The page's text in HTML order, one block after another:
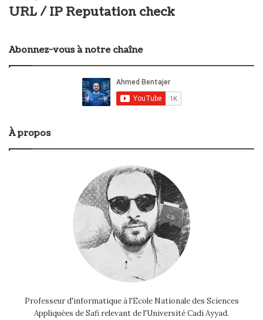
URL / IP Reputation check
Abonnez-vous à notre chaîne
À propos
Professeur d'informatique à l'Ecole Nationale des Sciences
Appliquées de Safi relevant de l'Université Cadi Ayyad.